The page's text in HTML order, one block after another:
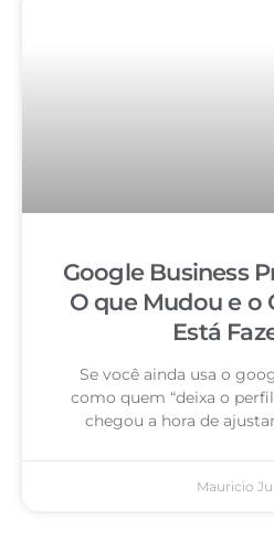
Google Business
O que Mudou e o
Está
Se você ainda usa o
como quem “deixa o
chegou a hora de
Mauricio